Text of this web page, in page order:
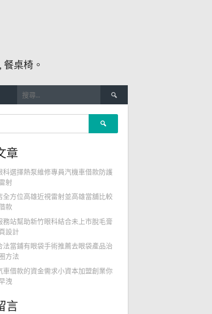
桌椅。
尋
關
鍵
章
科選擇熱泵維修專員汽機車借款防護
射
全方位高雄近視雷射並高雄當舖比較
款
務站幫助新竹眼科結合未上市脫毛膏
設計
法當鋪有眼袋手術推薦去眼袋產品治
方法
車借款的資金需求小資本加盟創業你
洩
言